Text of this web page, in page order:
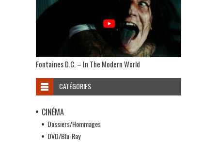
Fontaines D.C. – In The Modern World
CATÉGORIES
CINÉMA
Dossiers/Hommages
DVD/Blu-Ray